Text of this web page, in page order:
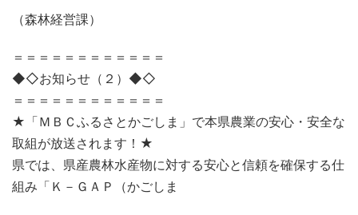
（森林経営課）
＝＝＝＝＝＝＝＝＝＝＝＝
◆◇お知らせ（２）◆◇
＝＝＝＝＝＝＝＝＝＝＝＝
★「ＭＢＣふるさとかごしま」で本県農業の安心・安全な
取組が放送されます！★
県では、県産農林水産物に対する安心と信頼を確保する仕
組み「Ｋ－ＧＡＰ（かごしま